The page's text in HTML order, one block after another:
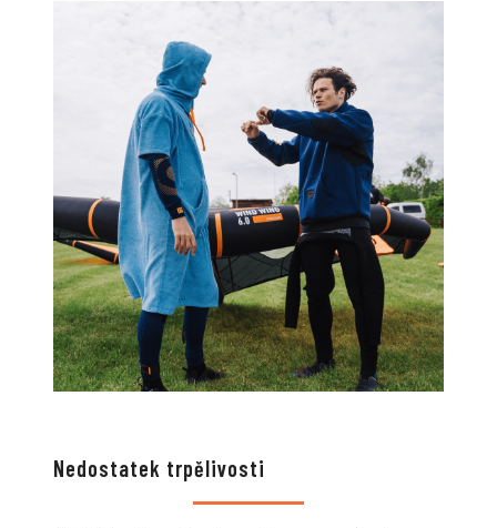
Nedostatek trpělivosti